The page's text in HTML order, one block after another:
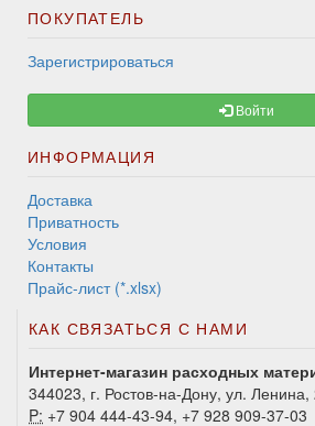
ПОКУПАТЕЛЬ
Зарегистрироваться
Войти
ИНФОРМАЦИЯ
Доставка
Приватность
Условия
Контакты
Прайс-лист (*.xlsx)
КАК СВЯЗАТЬСЯ С НАМИ
Интернет-магазин расходных
344023, г. Ростов-на-Дону, ул.
P: +7 904 444-43-94, +7 928 909-37-03